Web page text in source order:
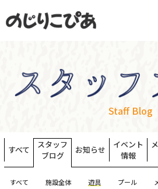
Staff Blog
すべて
スタッフ
ブログ
お知らせ
イベント
情報
すべて 施設全体 遊具 プール